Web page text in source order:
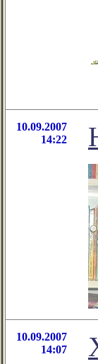
10.09.2007
14:22
10.09.2007
14:07